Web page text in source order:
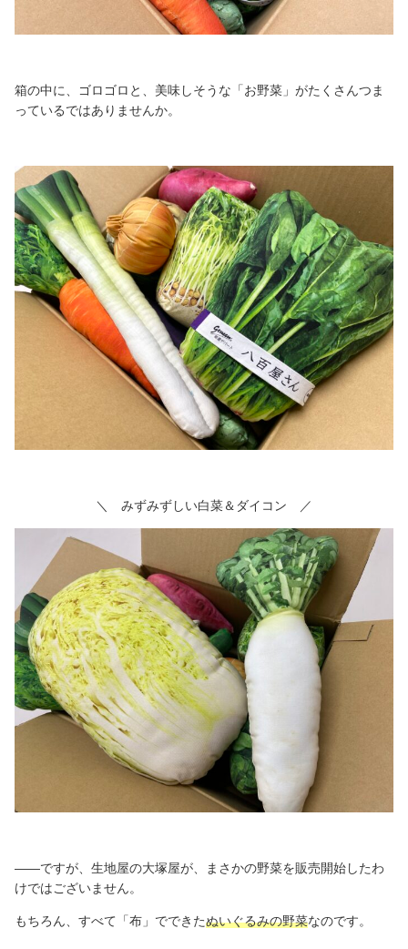
箱の中に、ゴロゴロと、美味しそうな「お野菜」がたくさんつま
っているではありませんか。
＼ みずみずしい白菜＆ダイコン ／
――ですが、生地屋の大塚屋が、まさかの野菜を販売開始したわ
けではございません。
もちろん、すべて「布」でできたぬいぐるみの野菜なのです。